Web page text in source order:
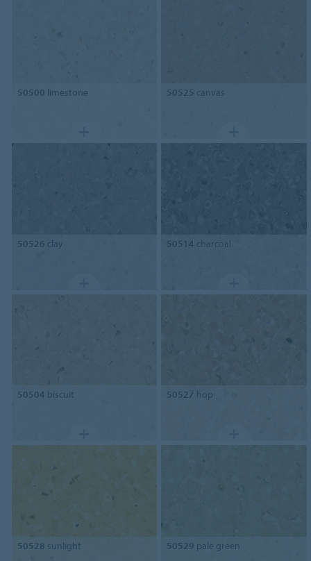
50500 limestone 50525 canvas
50526 clay 50514 charcoal
50504 biscuit 50527 hop
50528 sunlight 50529 pale green